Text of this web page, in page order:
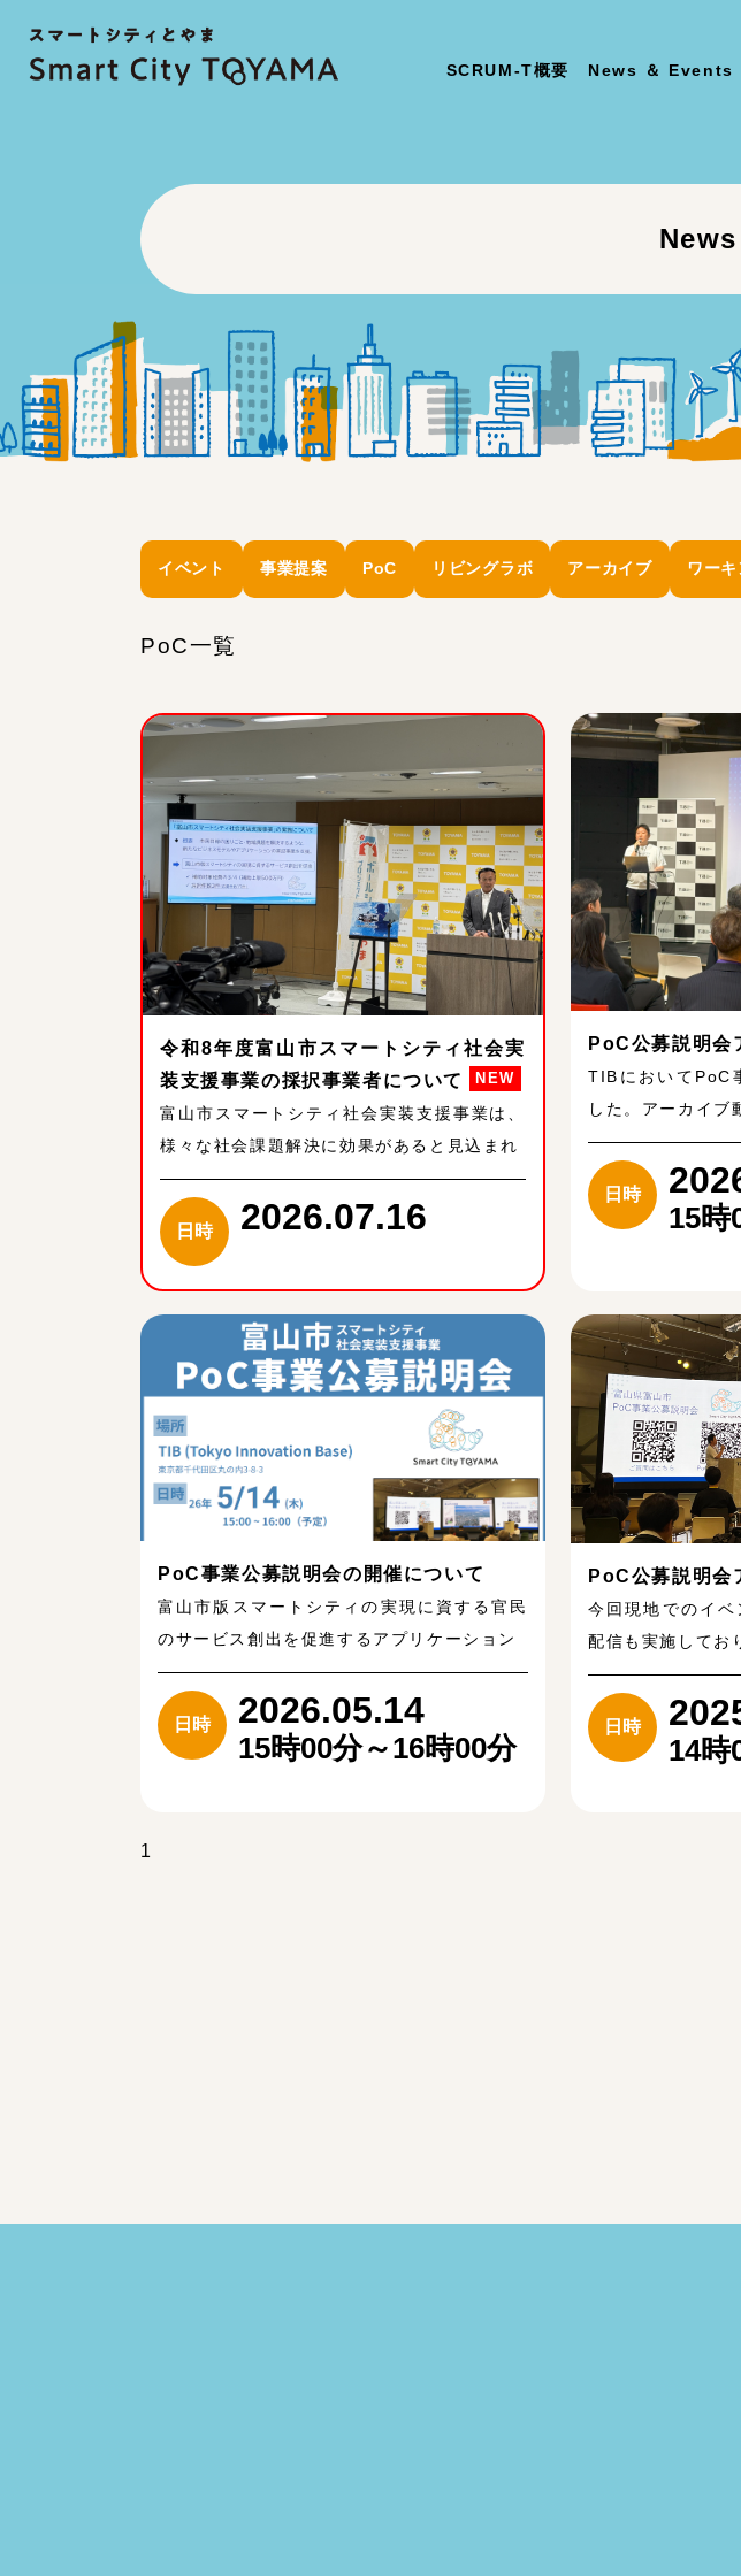
SCRUM-T概要 News ＆ Events
イベント 事業提案 PoC リビングラボ アーカイブ ワー
PoC一覧
令和8年度富山市スマートシティ社会実
装支援事業の採択事業者について
NEW
富山市スマートシティ社会実装支援事業は、
様々な社会課題解決に効果があると見込まれ
日時 2026.07.16
PoC公募説明会
TIBにおいてPoC
した。アーカイブ
日時
15時
PoC事業公募説明会の開催について
富山市版スマートシティの実現に資する官民
のサービス創出を促進するアプリケーション
日時 2026.05.14
15時00分～16時00分
PoC公募説明会
今回現地でのイベ
配信も実施してお
日時
14時
1